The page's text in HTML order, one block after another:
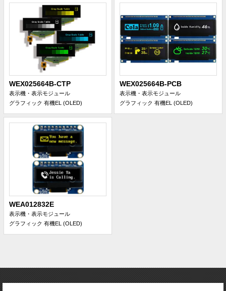
WEX025664B-CTP
表示機・表示モジュール
グラフィック 有機EL (OLED)
WEX025664B-PCB
表示機・表示モジュール
グラフィック 有機EL (OLED)
WEA012832E
表示機・表示モジュール
グラフィック 有機EL (OLED)